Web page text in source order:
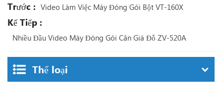
Trước : Video Làm Việc Máy Đóng Gói Bột VT-160X
Kế Tiếp :
Nhiều Đầu Video Máy Đóng Gói Cân Giá Đỗ ZV-520A
Thể loại